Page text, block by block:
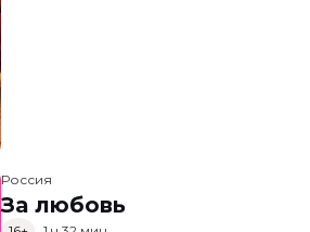
Россия
За любовь